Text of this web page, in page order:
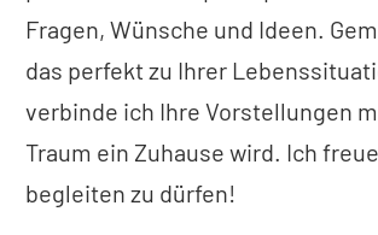
Fragen, Wünsche und Ideen.
das perfekt zu Ihrer
verbinde ich Ihre Vorstellungen
Traum ein Zuhause wird. Ich
begleiten zu dürfen!